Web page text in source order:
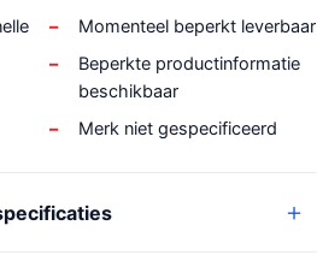
Momenteel beperkt leverbaar
Beperkte productinformatie
beschikbaar
Merk niet gespecificeerd